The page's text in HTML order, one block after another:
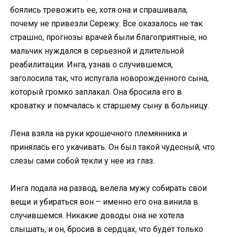
боялись тревожить ее, хотя она и спрашивала,
почему не привезли Сережу. Все оказалось не так
страшно, прогнозы врачей были благоприятные, но
мальчик нуждался в серьезной и длительной
реабилитации. Инга, узнав о случившемся,
заголосила так, что испугала новорожденного сына,
который громко заплакал. Она бросила его в
кроватку и помчалась к старшему сыну в больницу.
Лена взяла на руки крошечного племянника и
принялась его укачивать. Он был такой чудесный, что
слезы сами собой текли у нее из глаз.
Инга подала на развод, велела мужу собирать свои
вещи и убираться вон – именно его она винила в
случившемся. Никакие доводы она не хотела
слышать, и он, бросив в сердцах, что будет только